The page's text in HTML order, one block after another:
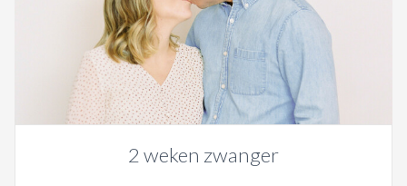
2 weken zwanger